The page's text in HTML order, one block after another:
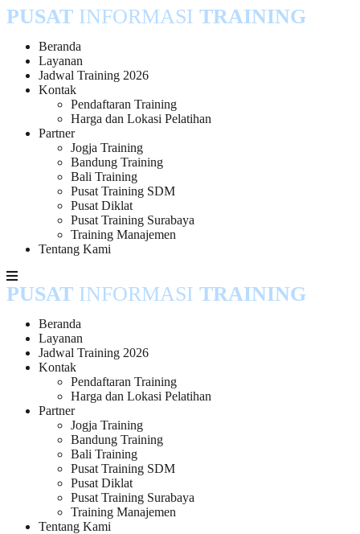
Skip
to
content
PUSAT INFORMASI TRAINING
Beranda
Layanan
Jadwal Training 2026
Kontak
Pendaftaran Training
Harga dan Lokasi Pelatihan
Partner
Jogja Training
Bandung Training
Bali Training
Pusat Training SDM
Pusat Diklat
Pusat Training Surabaya
Training Manajemen
Tentang Kami
PUSAT INFORMASI TRAINING
Beranda
Layanan
Jadwal Training 2026
Kontak
Pendaftaran Training
Harga dan Lokasi Pelatihan
Partner
Jogja Training
Bandung Training
Bali Training
Pusat Training SDM
Pusat Diklat
Pusat Training Surabaya
Training Manajemen
Tentang Kami